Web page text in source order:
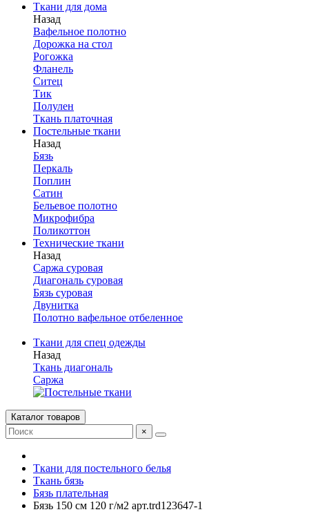
Ткани для дома
Назад
Вафельное полотно
Дорожка на стол
Рогожка
Фланель
Ситец
Тик
Полулен
Ткань платочная
Постельные ткани
Назад
Бязь
Перкаль
Поплин
Сатин
Бельевое полотно
Микрофибра
Поликоттон
Технические ткани
Назад
Саржа суровая
Диагональ суровая
Бязь суровая
Двунитка
Полотно вафельное отбеленное
Ткани для спец одежды
Назад
Ткань диагональ
Саржа
Каталог товаров
×
Ткани для постельного белья
Ткань бязь
Бязь плательная
Бязь 150 см 120 г/м2 арт.trd123647-1